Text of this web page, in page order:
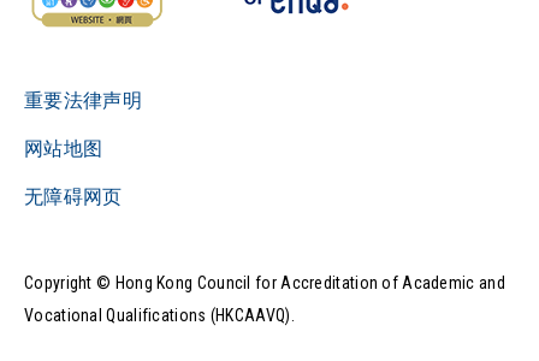
重要法律声明
网站地图
无障碍网页
Copyright © Hong Kong Council for Accreditation of Academic and
Vocational Qualifications (HKCAAVQ).